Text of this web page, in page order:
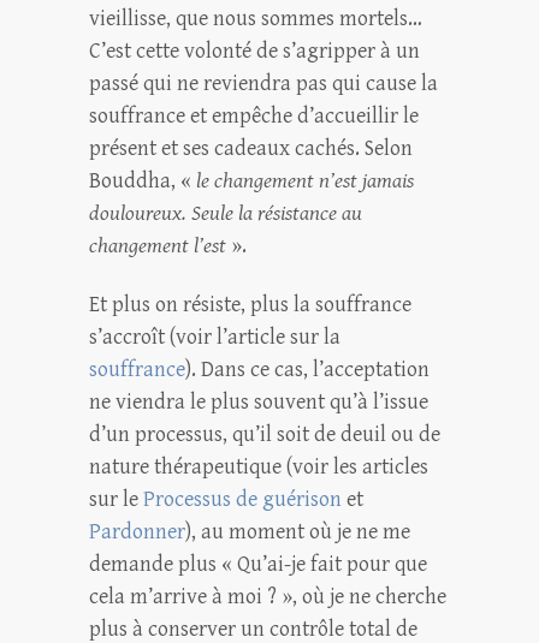
vieillisse, que nous sommes mortels…
C’est cette volonté de s’agripper à un
passé qui ne reviendra pas qui cause la
souffrance et empêche d’accueillir le
présent et ses cadeaux cachés. Selon
Bouddha, « le changement n’est jamais
douloureux. Seule la résistance au
changement l’est ».
Et plus on résiste, plus la souffrance
s’accroît (voir l’article sur la
souffrance). Dans ce cas, l’acceptation
ne viendra le plus souvent qu’à l’issue
d’un processus, qu’il soit de deuil ou de
nature thérapeutique (voir les articles
sur leProcessus de guérison et
Pardonner), au moment où je ne me
demande plus « Qu’ai-je fait pour que
cela m’arrive à moi ? », où je ne cherche
plus à conserver un contrôle total de